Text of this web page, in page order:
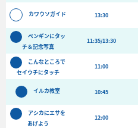
団体向けプラン情報
カワウソガイド 13:30
ペンギンにタッ
チ＆記念写真
11:35/13:30
こんなところで
セイウチにタッチ
11:00
イルカ教室 10:45
アシカにエサを
あげよう
12:00